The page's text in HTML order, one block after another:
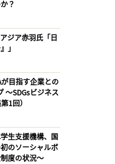
？
ジア赤羽氏「日
」
が目指す企業との
〜SDGsビジネス
1回）
生支援機構、国
のソーシャルボ
度の状況〜